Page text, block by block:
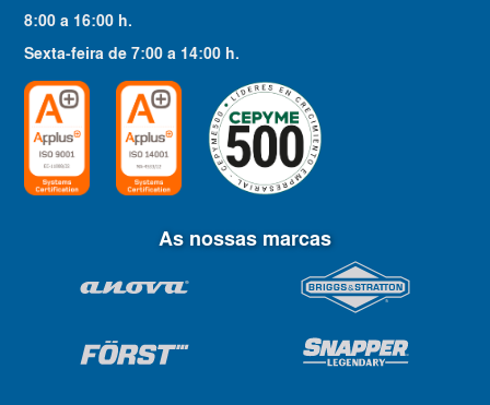
8:00 a 16:00 h.
Sexta-feira de7:00 a 14:00 h.
As nossas marcas